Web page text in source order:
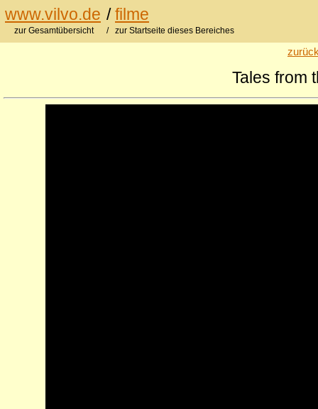
www.vilvo.de /filme
zur Gesamtübersicht / zur Startseite dieses Bereiches
Tales from